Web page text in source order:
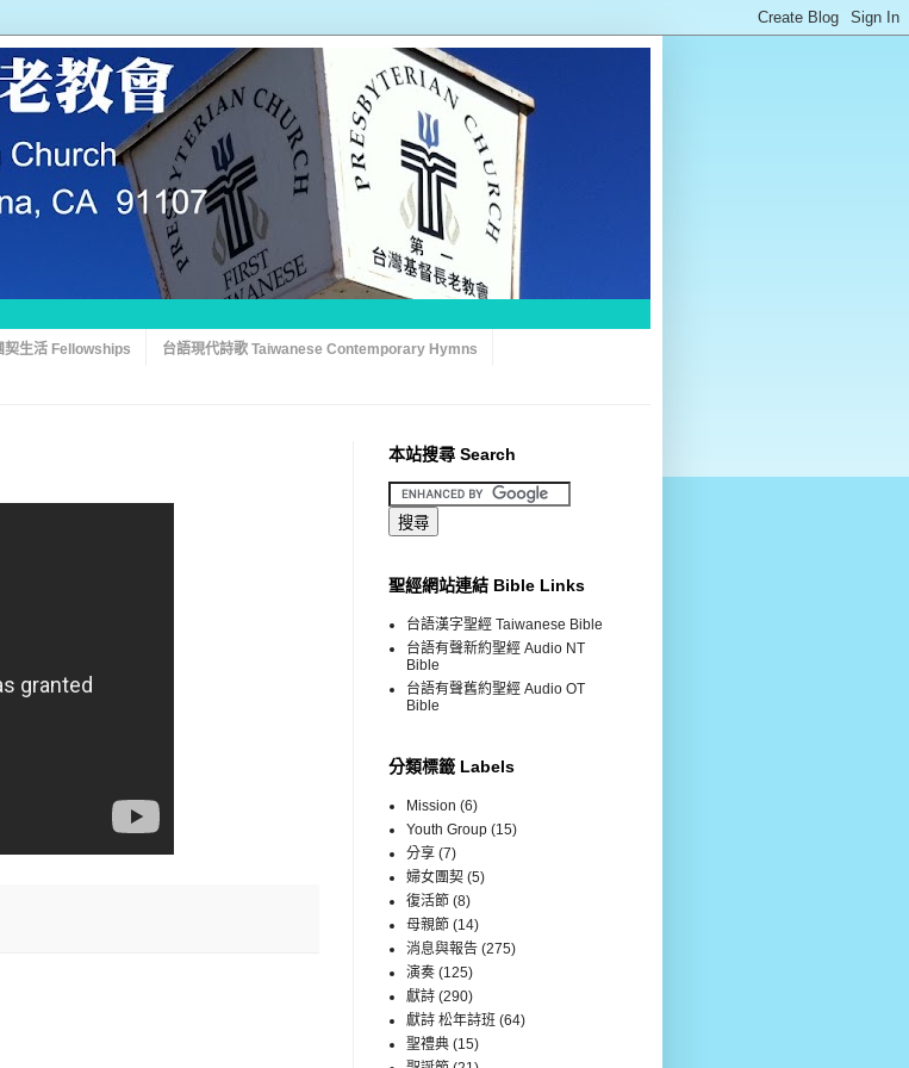
契生活 Fellowships 台語現代詩歌 Taiwanese Contemporary Hymns
本站搜尋 Search
聖經網站連結 Bible Links
台語漢字聖經 Taiwanese Bible
台語有聲新約聖經 Audio NT
Bible
台語有聲舊約聖經 Audio OT
Bible
分類標籤 Labels
Mission (6)
Youth Group (15)
分享 (7)
婦女團契 (5)
復活節 (8)
母親節 (14)
消息與報告 (275)
演奏 (125)
獻詩 (290)
獻詩 松年詩班 (64)
聖禮典 (15)